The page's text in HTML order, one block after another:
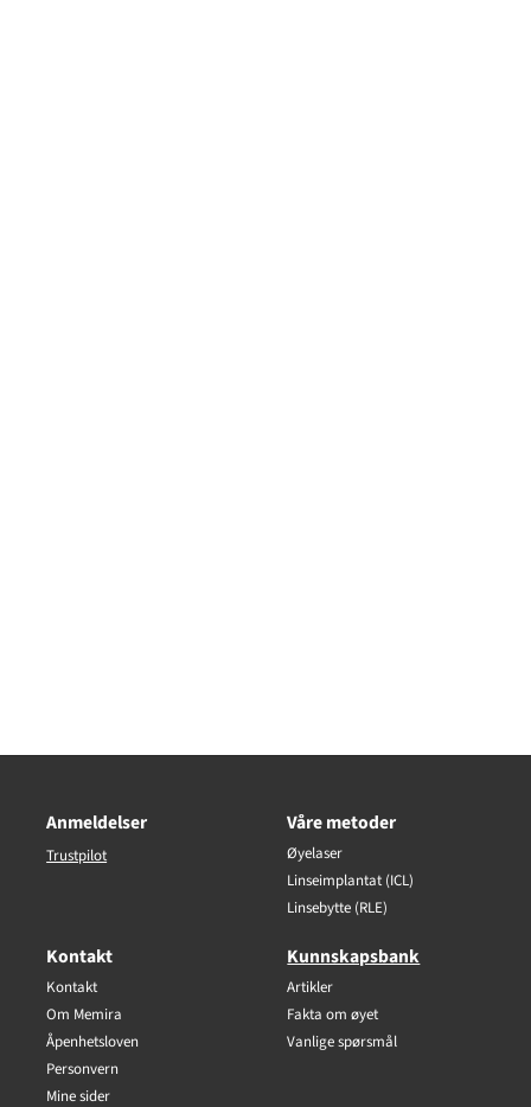
Anmeldelser
Trustpilot
Våre metoder
Øyelaser
Linseimplantat (ICL)
Linsebytte (RLE)
Kontakt
Kontakt
Om Memira
Åpenhetsloven
Personvern
Mine sider
Kunnskapsbank
Artikler
Fakta om øyet
Vanlige spørsmål